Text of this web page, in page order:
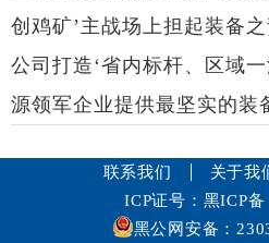
创鸡矿’主战场上担起装备
公司打造‘省内标杆、区域
源领军企业提供最坚实的装
联系我们 关于我
ICP证号：黑ICP
黑公网安备：